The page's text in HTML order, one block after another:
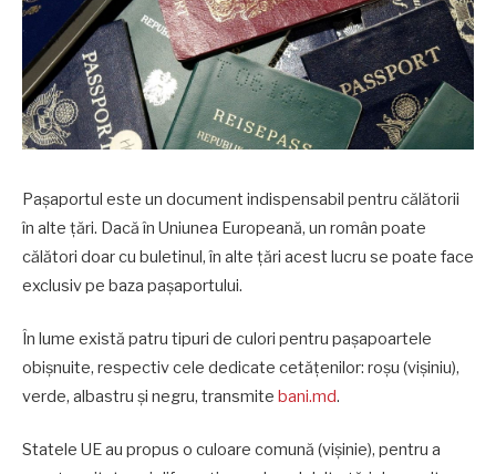
Paşaportul este un document indispensabil pentru călătorii
în alte ţări. Dacă în Uniunea Europeană, un român poate
călători doar cu buletinul, în alte ţări acest lucru se poate face
exclusiv pe baza paşaportului.
În lume există patru tipuri de culori pentru paşapoartele
obișnuite, respectiv cele dedicate cetățenilor: roşu (vișiniu),
verde, albastru şi negru, transmite bani.md.
Statele UE au propus o culoare comună (vişinie), pentru a